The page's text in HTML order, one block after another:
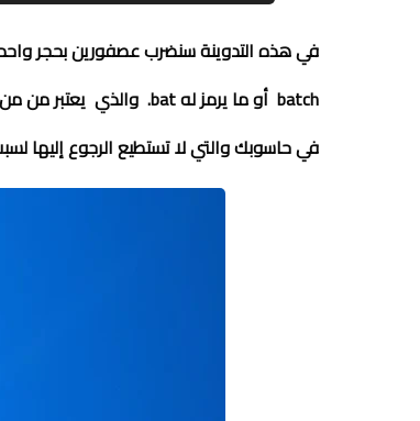
في هذه التدوينة سنضرب عصفورين بحجر
batch أو ما يرمز له bat. والذي يعتبر من من أساسيات نظام ويندوز
في حاسوبك والتي لا تستطيع الرجوع إليها